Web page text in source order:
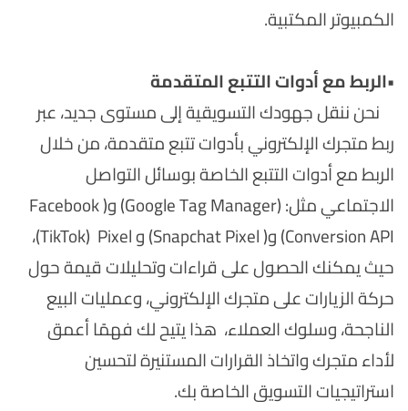
الكمبيوتر المكتبية.
•الربط مع أدوات التتبع المتقدمة
نحن ننقل جهودك التسويقية إلى مستوى جديد، عبر
ربط متجرك الإلكتروني بأدوات تتبع متقدمة، من خلال
الربط مع أدوات التتبع الخاصة بوسائل التواصل
الاجتماعي مثل: (Google Tag Manager) و( Facebook
Conversion API) و( Snapchat Pixel) و TikTok) Pixel)،
حيث يمكنك الحصول على قراءات وتحليلات قيمة حول
حركة الزيارات على متجرك الإلكتروني، وعمليات البيع
الناجحة، وسلوك العملاء، هذا يتيح لك فهمًا أعمق
لأداء متجرك واتخاذ القرارات المستنيرة لتحسين
استراتيجيات التسويق الخاصة بك.